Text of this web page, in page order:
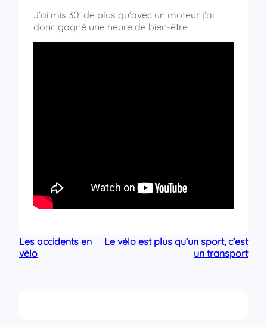
J’ai mis 30’ de plus qu’avec un moteur j’ai
donc gagné une heure de bien-être !
Les accidents en
vélo
Le vélo est plus qu’un sport, c’est
un transport